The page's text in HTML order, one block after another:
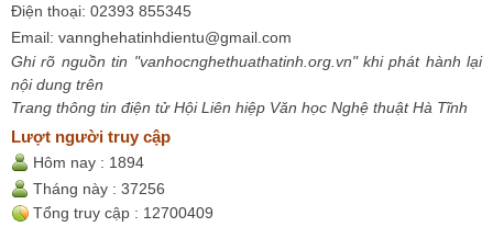
Điện thoại: 02393 855345
Email: vannghehatinhdientu@gmail.com
Ghi rõ nguồn tin "vanhocnghethuathatinh.org.vn" khi phát hành lại
nội dung trên
Trang thông tin điện tử Hội Liên hiệp Văn học Nghệ thuật Hà Tĩnh
Lượt người truy cập
Hôm nay : 1894
Tháng này : 37256
Tổng truy cập : 12700409